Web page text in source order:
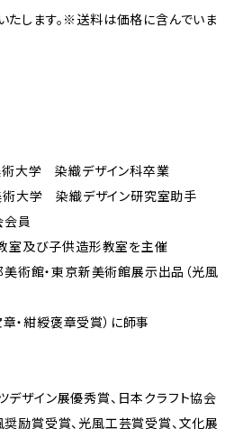
たします。※送料は価格に含んでいま
染織デザイン科卒業
大学 染織デザイン研究室助手
員
及び子供造形教室を主催
館・東京新美術館展示出品（光風
・紺綬褒章受賞）に師事
デザイン展優秀賞、日本クラフト協会
奨励賞受賞、光風工芸賞受賞、文化展